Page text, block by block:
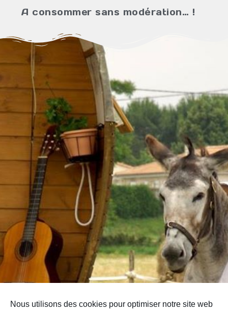
A consommer sans modération… !
Nous utilisons des cookies pour optimiser notre site web